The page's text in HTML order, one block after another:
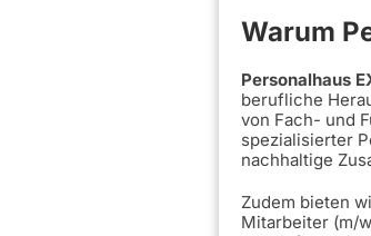
Warum
Personalhaus
berufliche
von Fach- und
spezialisierter
nachhaltige
Zudem bieten
Mitarbeiter (m/